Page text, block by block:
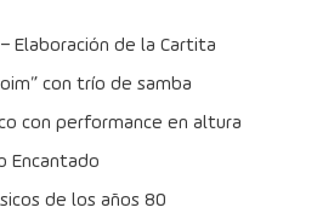
Elaboración de la Cartita
con trío de samba
con performance en altura
Encantado
de los años 80